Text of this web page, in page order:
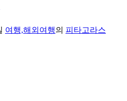
여행,해외여행의 피타고라스